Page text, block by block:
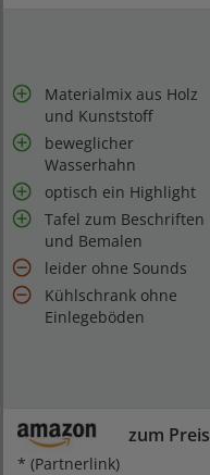
Materialmix aus Holz
und Kunststoff
beweglicher
Wasserhahn
optisch ein Highlight
Tafel zum Beschriften
und Bemalen
leider ohne Sounds
Kühlschrank ohne
Einlegeböden
zum Preis
* (Partnerlink)